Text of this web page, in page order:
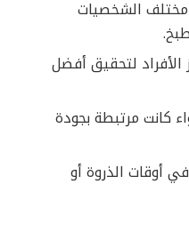
الشخصيات
الأفراد لتحقيق أفضل
كانت مرتبطة بجودة
أوقات الذروة أو